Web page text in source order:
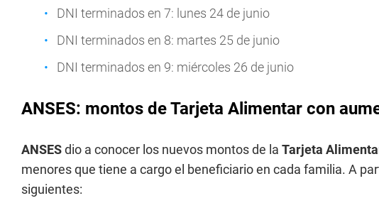
DNI terminados en 7: lunes 24 de junio
DNI terminados en 8: martes 25 de junio
DNI terminados en 9: miércoles 26 de junio
ANSES: montos de Tarjeta Alimentar con
ANSESdio a conocer los nuevos montos de la Tarjeta
menores que tiene a cargo el beneficiario en cada familia. A
siguientes: